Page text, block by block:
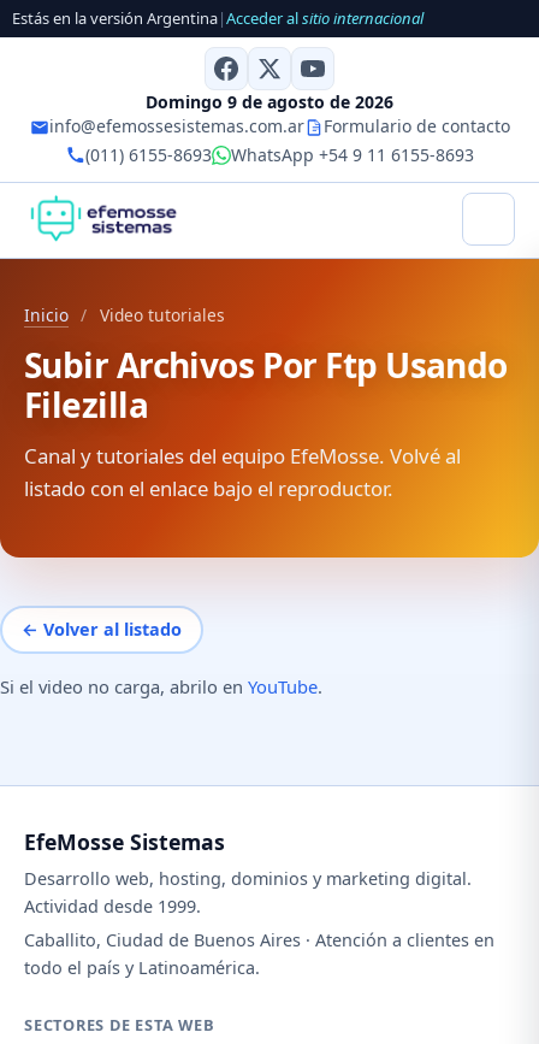
Estás en la versión Argentina|Acceder alsitio internacional
Domingo 9 de agosto de 2026
info@efemossesistemas.com.ar
Formulario de contacto
(011) 6155-8693
WhatsApp +54 9 11 6155-8693
Inicio / Video tutoriales
Subir Archivos Por Ftp Usando
Filezilla
Canal y tutoriales del equipo EfeMosse. Volvé al
listado con el enlace bajo el reproductor.
← Volver al listado
Si el video no carga, abrilo en YouTube.
EfeMosse Sistemas
Desarrollo web, hosting, dominios y marketing digital.
Actividad desde 1999.
Caballito, Ciudad de Buenos Aires · Atención a clientes en
todo el país y Latinoamérica.
SECTORES DE ESTA WEB